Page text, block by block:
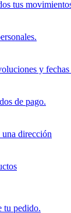
tus
y fechas
de pago.
dirección
tu pedido.